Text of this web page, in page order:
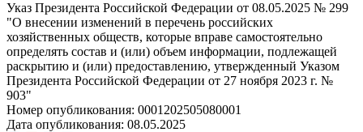
Указ Президента Российской Федерации от 08.05.2025 № 299
"О внесении изменений в перечень российских
хозяйственных обществ, которые вправе самостоятельно
определять состав и (или) объем информации, подлежащей
раскрытию и (или) предоставлению, утвержденный Указом
Президента Российской Федерации от 27 ноября 2023 г. №
903"
Номер опубликования: 0001202505080001
Дата опубликования: 08.05.2025